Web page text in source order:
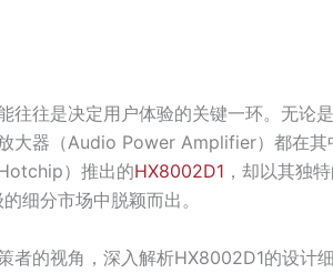
往往是决定用户体验的关键一环。无论
大器（Audio Power Amplifier）都在
）推出的HX8002D1 ，却以其独
细分市场中脱颖而出。
者的视角，深入解析HX8002D1的设计